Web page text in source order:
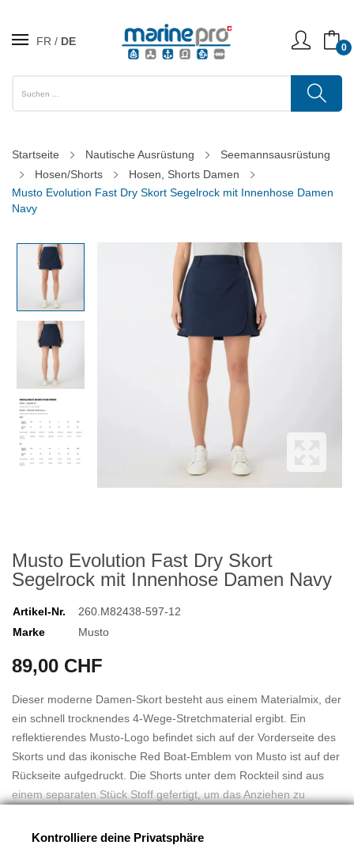
FR DE 0
Startseite Nautische Ausrüstung
Seemannsausrüstung
Hosen/Shorts
Hosen, Shorts Damen
Musto Evolution Fast Dry Skort Segelrock mit Innenhose Damen
Navy
Musto Evolution Fast Dry Skort
Segelrock mit Innenhose Damen Navy
Artikel-Nr.
260.M82438-597-12
Marke
Musto
89,00 CHF
Dieser moderne Damen-Skort besteht aus einem Materialmix, der
ein schnell trocknendes 4-Wege-Stretchmaterial ergibt. Ein
reflektierendes Musto-Logo befindet sich auf der Vorderseite des
Skorts und das ikonische Red Boat-Emblem von Musto ist auf der
Rückseite aufgedruckt. Die Shorts unter dem Rockteil sind aus
einem separaten Stück Stoff gefertigt, um das Anziehen zu
verdeckte Tasche am Oberschenkel befindet. Gürtelschlaufen
Kontrolliere deine Privatsphäre